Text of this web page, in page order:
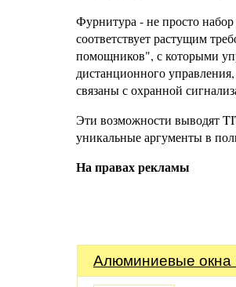
Фурнитура - не просто
соответствует растущим
помощников", с которыми
дистанционного
связаны с охранной
Эти возможности выводят
уникальные аргументы в
На правах рекламы
Алюминиевые